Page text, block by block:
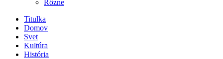
Rôzne
Titulka
Domov
Svet
Kultúra
História